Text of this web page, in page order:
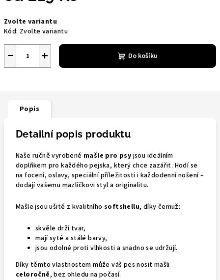
cena:
Zvolte variantu
Kód: Zvolte variantu
+
− Do košíku
Popis
Detailní popis produktu
Naše ručně vyrobené mašle pro psyjsou ideálním
doplňkem pro každého pejska, který chce zazářit. Hodí se
na focení, oslavy, speciální příležitosti i každodenní nošení –
dodají vašemu mazlíčkovi styl a originalitu.
Mašle jsou ušité z kvalitního softshellu, díky čemuž:
skvěle drží tvar,
mají syté a stálé barvy,
jsou odolné proti vlhkosti a snadno se udržují.
Díky těmto vlastnostem může váš pes nosit mašli
celoročně, bez ohledu na počasí.